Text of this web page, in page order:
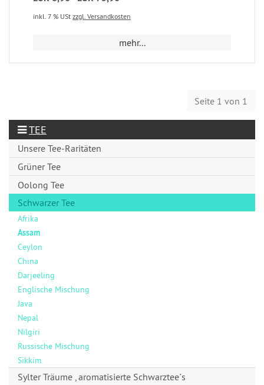
inkl. 7 % USt zzgl. Versandkosten
mehr...
Seite 1 von 1
TEE
Unsere Tee-Raritäten
Grüner Tee
Oolong Tee
Schwarzer Tee
Afrika
Assam
Ceylon
China
Darjeeling
Englische Mischung
Java
Nepal
Nilgiri
Russische Mischung
Sikkim
Sylter Träume , aromatisierte Schwarztee`s